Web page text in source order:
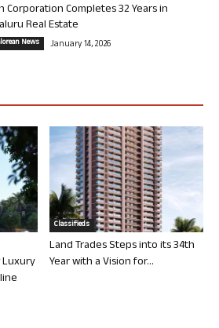
Corporation Completes 32 Years in
Real Estate
News January 14, 2026
Classifieds
Land Trades Steps into its 34th
Year with a Vision for...